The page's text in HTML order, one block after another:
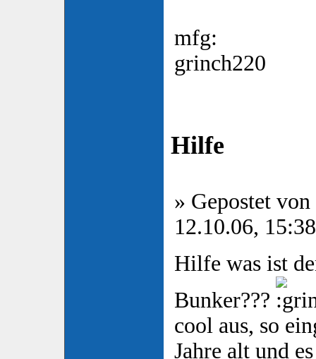
mfg:
grinch220
Hilfe
» Gepostet von
12.10.06, 15:38
Hilfe was ist
Bunker???
cool aus, so
Jahre alt und